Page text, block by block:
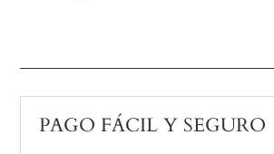
PAGO FÁCIL Y SEGURO